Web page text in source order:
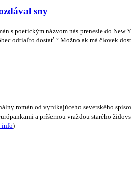
sny
s poetickým názvom nás prenesie do
odtiaľto dostať ? Možno ak má človek
román od vynikajúceho severského
a príšernou vraždou starého
info)